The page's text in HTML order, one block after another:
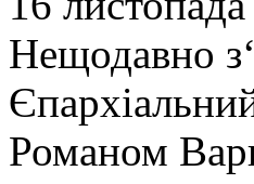
Нещодавно
Романом